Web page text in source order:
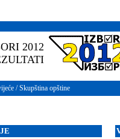
2012
/ Skupština opštine